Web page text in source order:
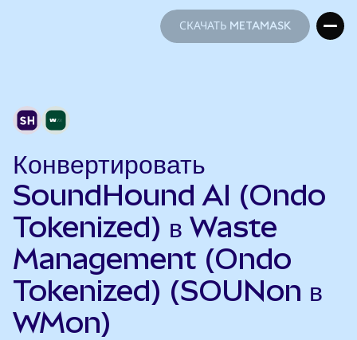
СКАЧАТЬ METAMASK
Конвертировать
SoundHound AI (Ondo
Tokenized) в Waste
Management (Ondo
Tokenized) (SOUNon в
WMon)